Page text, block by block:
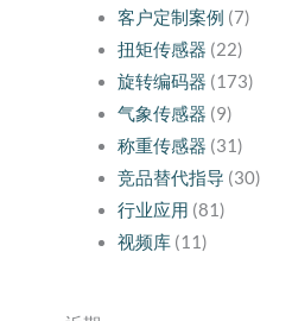
客户定制案例 (7)
扭矩传感器 (22)
旋转编码器 (173)
气象传感器 (9)
称重传感器 (31)
竞品替代指导 (30)
行业应用 (81)
视频库(11)